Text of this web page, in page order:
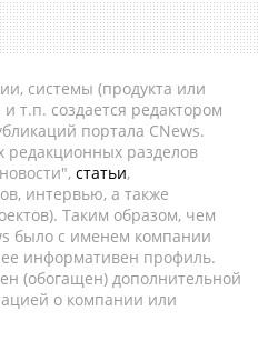
системы (продукта или
т.п. создается редактором
портала CNews.
редакционных разделов
статьи,
интервью, а также
Таким образом, чем
было с именем компании
информативен профиль.
(обогащен) дополнительной
о компании или